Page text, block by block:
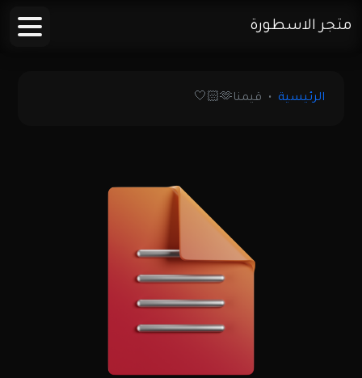
متجر الاسطورة
الرئيسية قيمنا🫶🏻🤍